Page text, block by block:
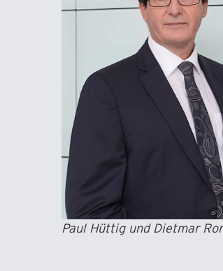
Paul Hüttig und Dietmar